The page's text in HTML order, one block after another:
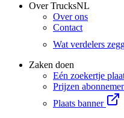
Over TrucksNL
Over ons
Contact
Wat verdelers
Zaken doen
Eén zoekertje
Prijzen
Plaats banner